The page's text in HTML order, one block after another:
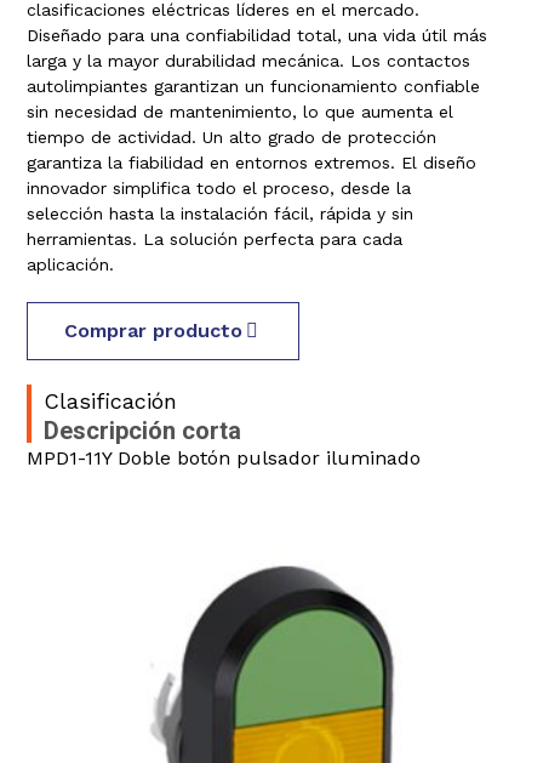
clasificaciones eléctricas líderes en el mercado.
Diseñado para una confiabilidad total, una vida útil más
larga y la mayor durabilidad mecánica. Los contactos
autolimpiantes garantizan un funcionamiento confiable
sin necesidad de mantenimiento, lo que aumenta el
tiempo de actividad. Un alto grado de protección
garantiza la fiabilidad en entornos extremos. El diseño
innovador simplifica todo el proceso, desde la
selección hasta la instalación fácil, rápida y sin
herramientas. La solución perfecta para cada
aplicación.
Comprar producto
Clasificación
Descripción corta
MPD1-11Y Doble botón pulsador iluminado